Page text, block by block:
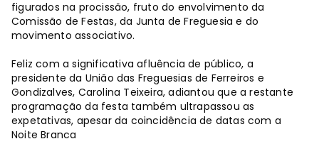
figurados na procissão, fruto do envolvimento da
Comissão de Festas, da Junta de Freguesia e do
movimento associativo.
Feliz com a significativa afluência de público, a
presidente da União das Freguesias de Ferreiros e
Gondizalves, Carolina Teixeira, adiantou que a restante
programação da festa também ultrapassou as
expetativas, apesar da coincidência de datas com a
Noite Branca